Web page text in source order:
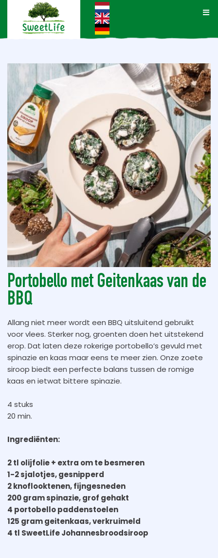
Portobello met Geitenkaas van de
BBQ
Allang niet meer wordt een BBQ uitsluitend gebruikt
voor vlees. Sterker nog, groenten doen het uitstekend
erop. Dat laten deze rokerige portobello’s gevuld met
spinazie en kaas maar eens te meer zien. Onze zoete
siroop biedt een perfecte balans tussen de romige
kaas en ietwat bittere spinazie.
4 stuks
20 min.
Ingrediënten:
2 tl olijfolie + extra om te besmeren
1-2 sjalotjes, gesnipperd
2 knoflooktenen, fijngesneden
200 gram spinazie, grof gehakt
4 portobello paddenstoelen
125 gram geitenkaas, verkruimeld
4 tl SweetLife Johannesbroodsiroop